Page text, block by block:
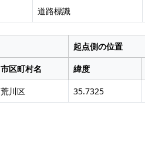
道路標識
起点側の位置
市区町村名 緯度
荒川区 35.7325